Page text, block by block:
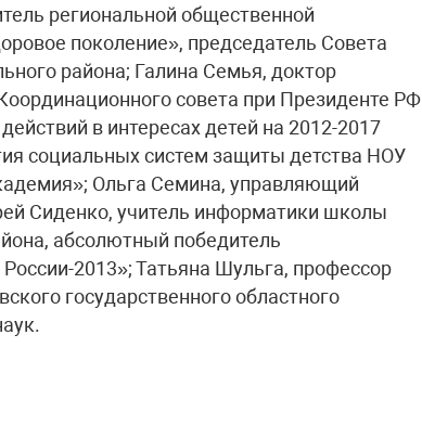
региональной общественной
поколение», председатель Совета
района; Галина Семья, доктор
совета при Президенте РФ
в интересах детей на 2012-2017
социальных систем защиты детства НОУ
Ольга Семина, управляющий
Сиденко, учитель информатики школы
абсолютный победитель
2013»; Татьяна Шульга, профессор
государственного областного